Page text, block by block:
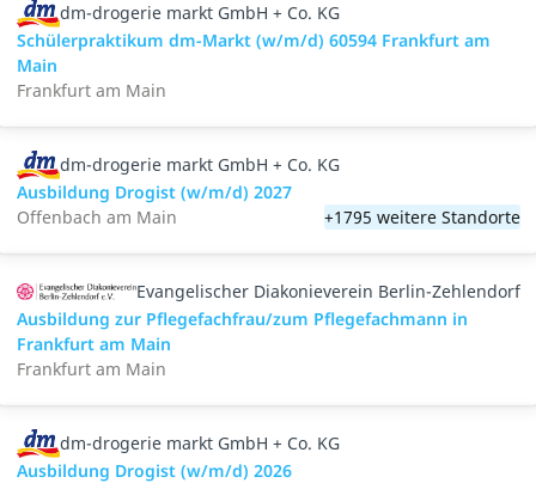
dm-drogerie markt GmbH + Co. KG
Schülerpraktikum dm-Markt (w/m/d) 60594 Frankfurt am
Main
Frankfurt am Main
dm-drogerie markt GmbH + Co. KG
Ausbildung Drogist (w/m/d) 2027
Offenbach am Main
+1795 weitere Standorte
Evangelischer Diakonieverein Berlin-Zehlendorf
Ausbildung zur Pflegefachfrau/zum Pflegefachmann in
Frankfurt am Main
Frankfurt am Main
dm-drogerie markt GmbH + Co. KG
Ausbildung Drogist (w/m/d) 2026